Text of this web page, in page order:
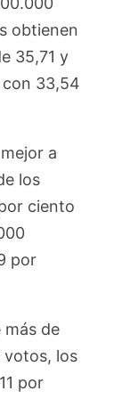
obtienen
35,71 y
33,54
a
los
ciento
por
más de
votos, los
por